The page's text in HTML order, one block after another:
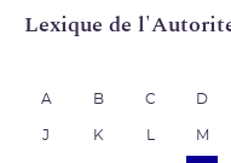
Lexique de
A B C D
J K M